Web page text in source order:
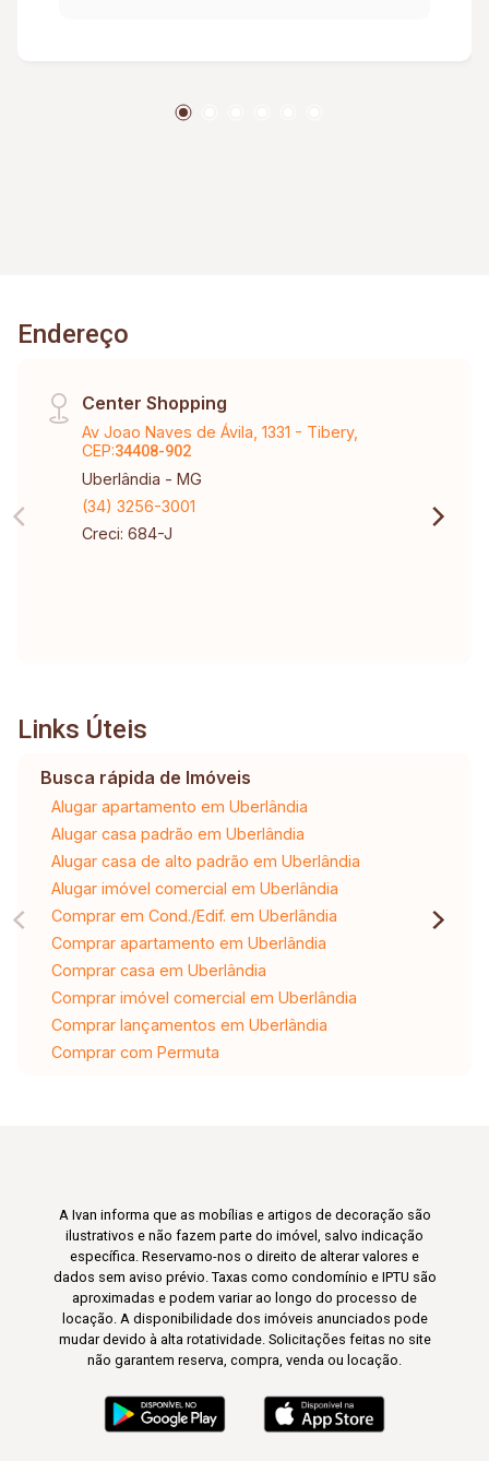
Endereço
Center Shopping
Av Joao Naves de Ávila, 1331 - Tibery,
CEP:34408-902
Uberlândia - MG
(34) 3256-3001
Creci: 684-J
Links Úteis
Busca rápida de Imóveis
Alugar apartamento em Uberlândia
Alugar casa padrão em Uberlândia
Alugar casa de alto padrão em Uberlândia
Alugar imóvel comercial em Uberlândia
Comprar em Cond./Edif. em Uberlândia
Comprar apartamento em Uberlândia
Comprar casa em Uberlândia
Comprar imóvel comercial em Uberlândia
Comprar lançamentos em Uberlândia
Comprar com Permuta
A Ivan informa que as mobílias e artigos de decoração são
ilustrativos e não fazem parte do imóvel, salvo indicação
específica. Reservamo-nos o direito de alterar valores e
dados sem aviso prévio. Taxas como condomínio e IPTU são
aproximadas e podem variar ao longo do processo de
locação. A disponibilidade dos imóveis anunciados pode
mudar devido à alta rotatividade. Solicitações feitas no site
não garantem reserva, compra, venda ou locação.